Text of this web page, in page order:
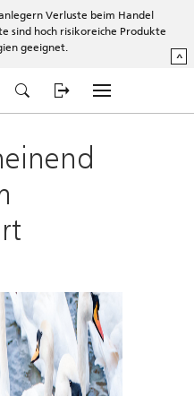
Verluste beim Handel
sind hoch risikoreiche Produkte
geeignet.
^